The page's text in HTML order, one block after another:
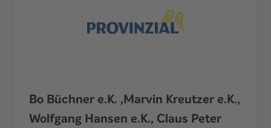
Bo Büchner e.K. ,Marvin Kreutzer e.K.,
Wolfgang Hansen e.K., Claus Peter